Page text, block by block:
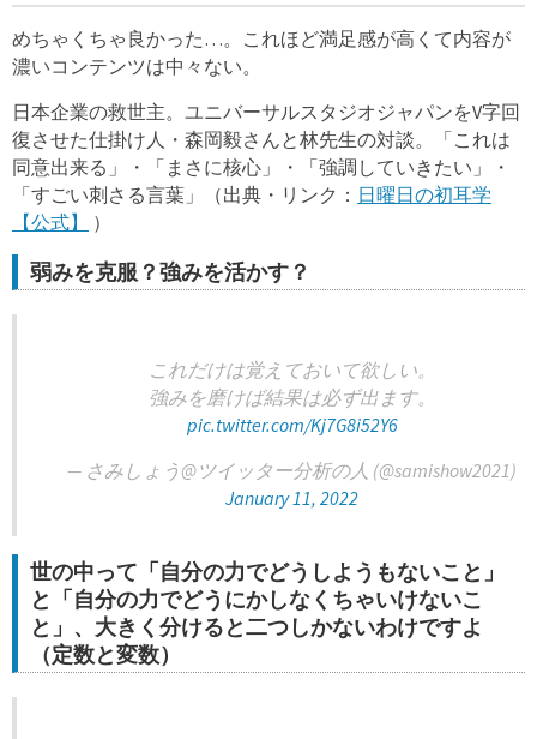
めちゃくちゃ良かった…。これほど満足感が高くて内容が
濃いコンテンツは中々ない。
日本企業の救世主。ユニバーサルスタジオジャパンをV字回
復させた仕掛け人・森岡毅さんと林先生の対談。「これは
同意出来る」・「まさに核心」・「強調していきたい」・
「すごい刺さる言葉」（出典・リンク： 日曜日の初耳学
【公式】
）
弱みを克服？強みを活かす？
これだけは覚えておいて欲しい。
強みを磨けば結果は必ず出ます。
pic.twitter.com/Kj7G8i52Y6
— さみしょう@ツイッター分析の人 (@samishow2021)
January 11, 2022
世の中って「自分の力でどうしようもないこと」
と「自分の力でどうにかしなくちゃいけないこ
と」、大きく分けると二つしかないわけですよ
（定数と変数）